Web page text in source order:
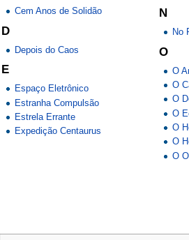
Cem Anos de Solidão
D
Depois do Caos
E
Espaço Eletrônico
Estranha Compulsão
Estrela Errante
Expedição Centaurus
N
No
O
O
O
O
O
O
O
O